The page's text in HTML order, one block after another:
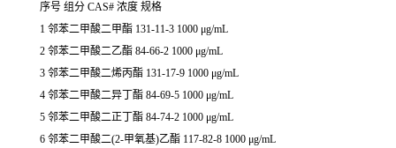
序号 组分 CAS# 浓度 规格
1 邻苯二甲酸二甲酯 131-11-3 1000 μg/mL
2 邻苯二甲酸二乙酯 84-66-2 1000 μg/mL
3 邻苯二甲酸二烯丙酯 131-17-9 1000 μg/mL
4 邻苯二甲酸二异丁酯 84-69-5 1000 μg/mL
5 邻苯二甲酸二正丁酯 84-74-2 1000 μg/mL
6 邻苯二甲酸二(2-甲氧基)乙酯 117-82-8 1000 μg/mL